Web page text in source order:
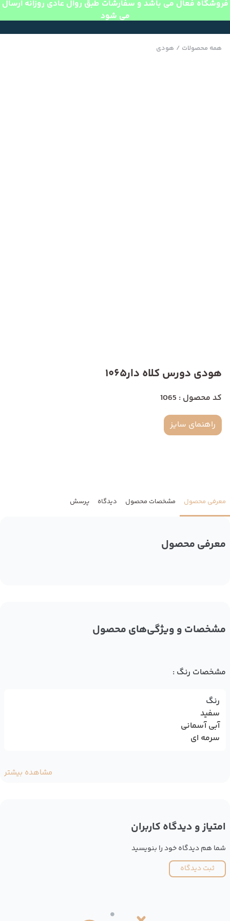
فروشگاه فعال می باشد و سفارشات طبق روال عادی روزانه ارسال
می شود
همه محصولات / هودی
هودی دورس کلاه دار1065
کد محصول : 1065
راهنمای سایز
معرفی محصول مشخصات محصول دیدگاه پرسش
معرفی محصول
مشخصات و ویژگی‌های محصول
مشخصات رنگ :
رنگ
سفید
آبی آسمانی
سرمه ای
مشاهده بیشتر
امتیاز و دیدگاه کاربران
شما هم دیدگاه خود را بنویسید
ثبت دیدگاه